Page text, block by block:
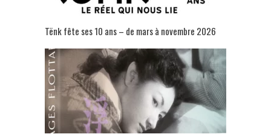
Tënk fête ses 10 ans – de mars à novembre 2026